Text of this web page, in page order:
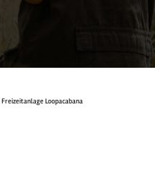
Freizeitanlage Loopacabana